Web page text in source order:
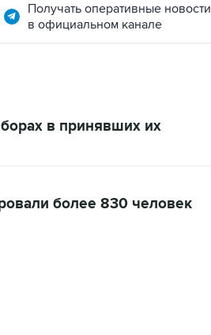
Получать оперативные новости
в официальном канале
в принявших их
более 830 человек